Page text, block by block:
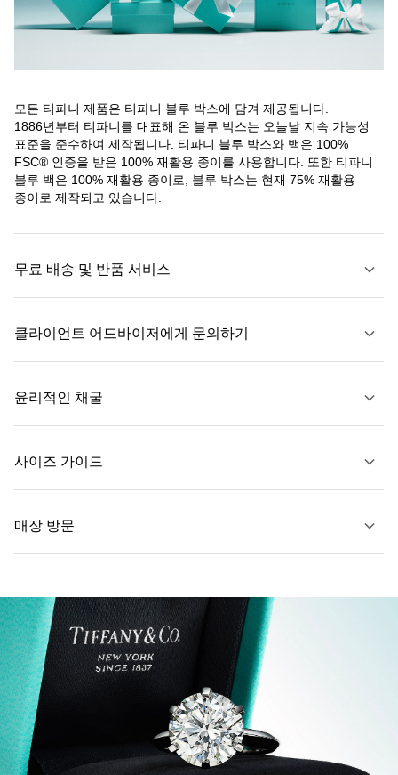
모든 티파니 제품은 티파니 블루 박스에 담겨 제공됩니다.
1886년부터 티파니를 대표해 온 블루 박스는 오늘날 지속 가능성
표준을 준수하여 제작됩니다. 티파니 블루 박스와 백은 100%
FSC® 인증을 받은 100% 재활용 종이를 사용합니다. 또한 티파니
블루 백은 100% 재활용 종이로, 블루 박스는 현재 75% 재활용
종이로 제작되고 있습니다.
무료 배송 및 반품 서비스
자세히 보기
클라이언트 어드바이저에게 문의하기
윤리적인 채굴
사이즈 가이드
자세히 보기
매장 방문
가까운 매장 찾기